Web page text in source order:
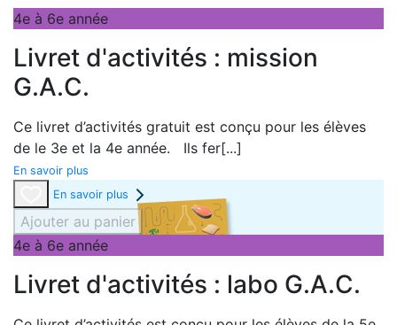
4e à 6e année
Livret d'activités : mission
G.A.C.
Ce livret d’activités gratuit est conçu pour les élèves
de le 3e et la 4e année. Ils fer[...]
En savoir plus
En savoir plus
Ajouter au panier
4e à 6e année
Livret d'activités : labo G.A.C.